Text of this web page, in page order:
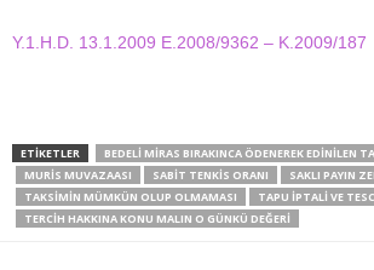
Y.1.H.D. 13.1.2009 E.2008/9362 – K.2009/187
ETIKETLER BEDELI MIRAS BIRAKINCA ÖDENEREK EDINILEN
MURIS MUVAZAASI
SABIT TENKIS ORANI
SAKLI PAYIN
TAKSIMIN MÜMKÜN OLUP OLMAMASI
TAPU İPTALI VE
TERCIH HAKKINA KONU MALIN O GÜNKÜ DEĞERI